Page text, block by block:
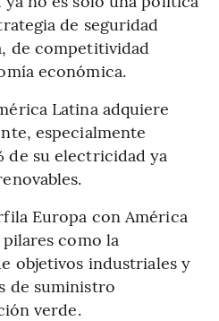
de seguridad
de competitividad
económica.
Latina adquiere
especialmente
de su electricidad ya
Europa con América
pilares como la
objetivos industriales y
de suministro
verde.